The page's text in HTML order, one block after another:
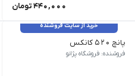
440,000تومان
خرید از سایت فروشنده
پانچ 520 کانکس
فروشنده: فروشگاه پژانو